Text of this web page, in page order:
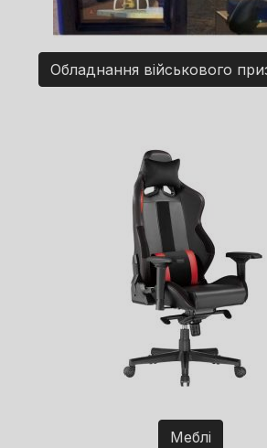
Обладнання військового
Меблі